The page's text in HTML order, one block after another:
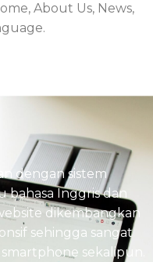
About Us, News,
dengan sistem
bahasa Inggris dan
dikembangkan
sehingga sangat
sekalipun.